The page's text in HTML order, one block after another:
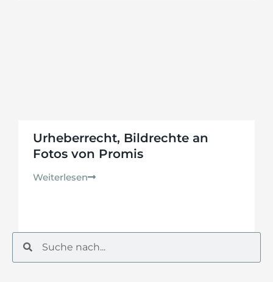
Urheberrecht, Bildrechte an
Fotos von Promis
Weiterlesen